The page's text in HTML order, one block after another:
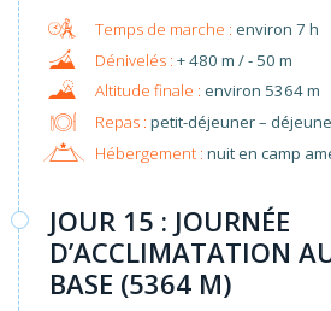
environ 7 h
+ 480 m / - 50 m
environ 5364 m
Repas : petit-déjeuner –
Hébergement : nuit en camp
JOUR 15 : JOURNÉE
D’ACCLIMATATION
BASE (5364 M)